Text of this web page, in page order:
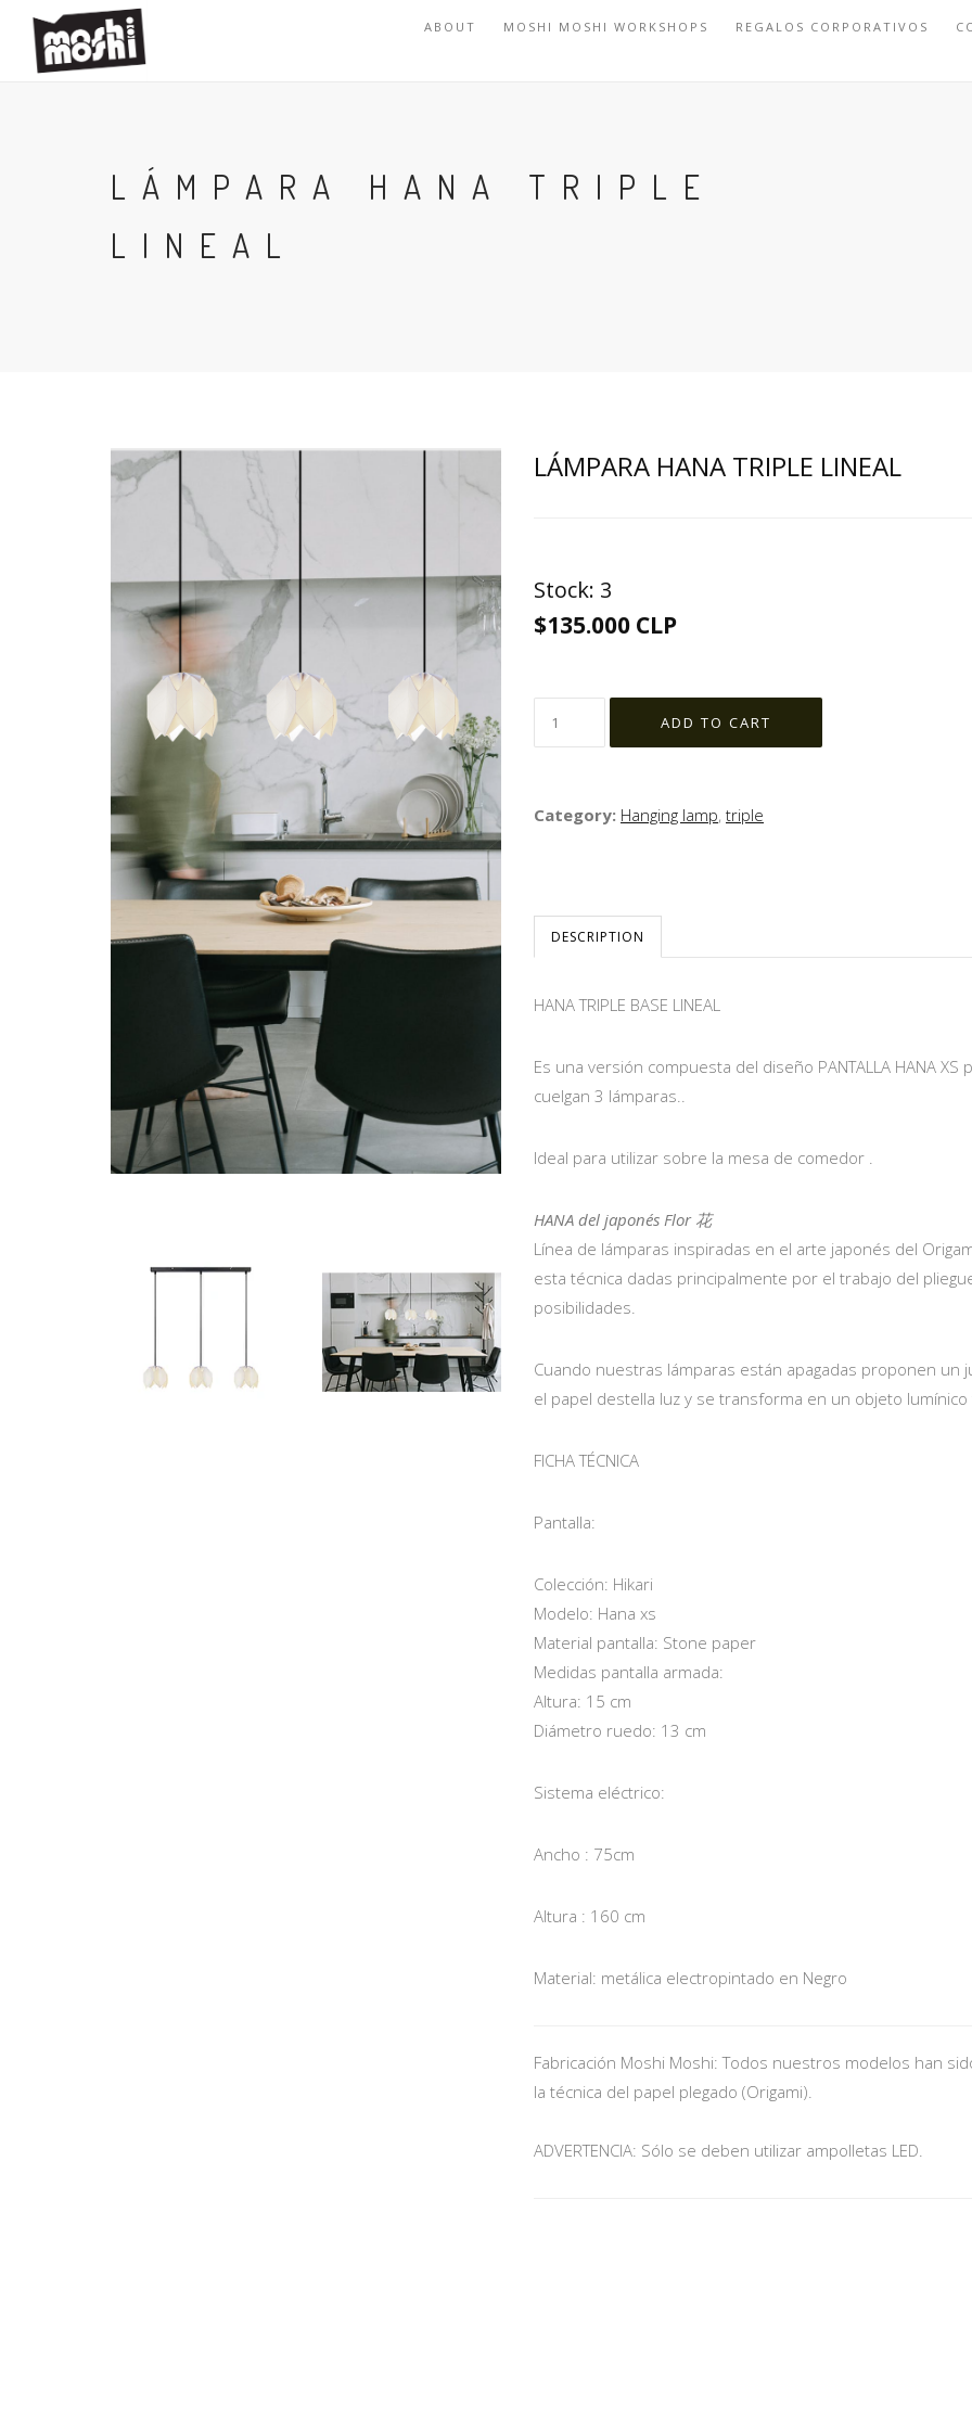
ABOUT MOSHI MOSHI WORKSHOPS REGALOS CORPORATIVOS
LÁMPARA HANA TRIPLE
LINEAL
LÁMPARA HANA TRIPLE LINEAL
Stock: 3
$135.000 CLP
Category: Hanging lamp, triple
DESCRIPTION
HANA TRIPLE BASE LINEAL
Es una versión compuesta del diseño PANTALLA HANA
cuelgan 3 lámparas..
Ideal para utilizar sobre la mesa de comedor .
HANA del japonés Flor 花
Línea de lámparas inspiradas en el arte japonés del
esta técnica dadas principalmente por el trabajo del
posibilidades.
Cuando nuestras lámparas están apagadas proponen un
el papel destella luz y se transforma en un objeto
FICHA TÉCNICA
Pantalla:
Colección: Hikari
Modelo: Hana xs
Material pantalla: Stone paper
Medidas pantalla armada:
Altura: 15 cm
Diámetro ruedo: 13 cm
Sistema eléctrico:
Ancho : 75cm
Altura : 160 cm
Material: metálica electropintado en Negro
Fabricación Moshi Moshi: Todos nuestros modelos han
la técnica del papel plegado (Origami).
ADVERTENCIA: Sólo se deben utilizar ampolletas LED.